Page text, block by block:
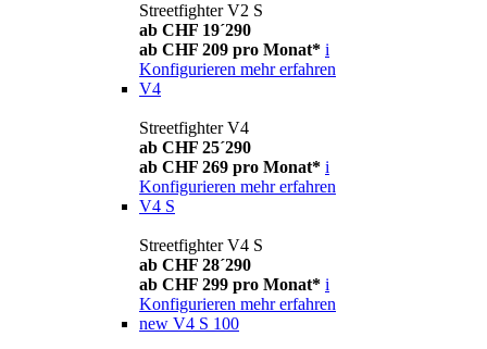
Streetfighter V2 S
ab CHF 19´290
ab CHF 209 pro Monat* i
Konfigurieren mehr erfahren
V4
Streetfighter V4
ab CHF 25´290
ab CHF 269 pro Monat* i
Konfigurieren mehr erfahren
V4 S
Streetfighter V4 S
ab CHF 28´290
ab CHF 299 pro Monat* i
Konfigurieren mehr erfahren
new V4 S 100